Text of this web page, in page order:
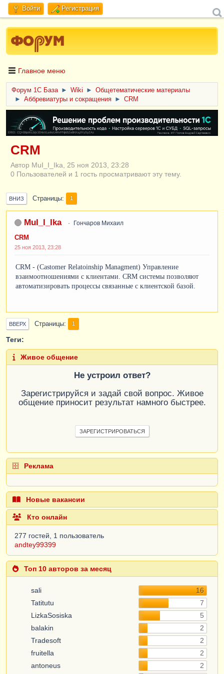
Войти Регистрация
Главное меню
Форум 1C База ► Wiki ►
Общетематические материалы
►
Аббревиатуры и сокращения ► CRM
ERID: CQH36pWzJqVJD4xVLsnhcU4hVPNjkBZe8KKxjJiYySyZAz
CRM
Автор MuI_I_Ika, 25 ноя 2013, 23:28
0 Пользователей и 1 гость просматривают эту тему.
ВНИЗ Страницы 1
MuI_I_Ika Гончаров Михаил
CRM
25 ноя 2013, 23:28
CRM - (Castomer Relatoinship Managment) Управление
взаимоотношениями с клиентами. CRM системы позволяют
автоматизировать процессы связанные с клиентской базой.
ВВЕРХ Страницы 1
Теги:
Живое общение
Не устроил ответ?
Зарегистрируйся и задай свой вопрос. Живое
общение приносит результат намного быстрее.
ЗАРЕГИСТРИРОВАТЬСЯ
Реклама
Новые вакансии
Кто онлайн
277 гостей, 1 пользователь
andtey99399
Топ 10 авторов за месяц
sali
16
Tatitutu
7
LizkaSosiska
5
balakin
2
Tradesoft
2
fruitella
2
antoneus
2